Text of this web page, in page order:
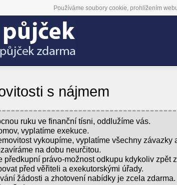
Používáme soubory cookie, prohlížením
s nájmem
ruku ve finanční tísni, oddlužíme vás.
vyplatíme exekuce.
vykoupíme, vyplatíme všechny závazky
na dobu neurčitou.
předkupní právo-možnost odkupu kdykoliv zpět
před věřiteli a exekutorskými úřady.
žádosti a zhotovení nabídky je zcela zdarma.